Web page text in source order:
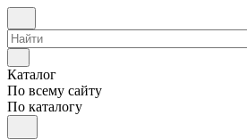
Каталог
По всему сайту
По каталогу